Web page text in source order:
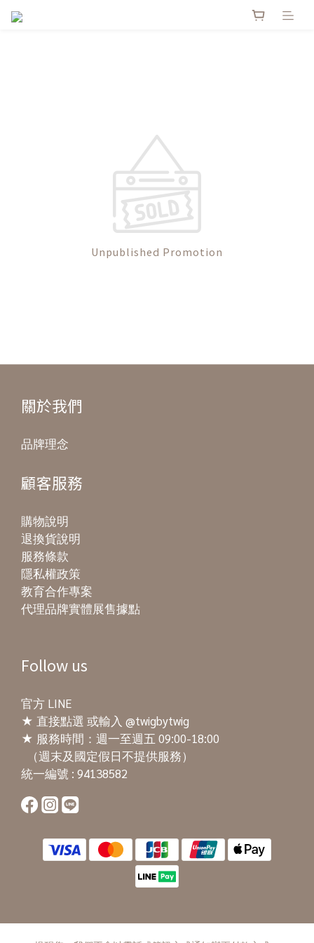
Unpublished Promotion
關於我們
品牌理念
顧客服務
購物說明
退換貨說明
服務條款
隱私權政策
教育合作專案
代理品牌實體展售據點
Follow us
官方 LINE
★ 直接點選 或輸入 @twigbytwig
★ 服務時間：週一至週五 09:00-18:00
（週末及國定假日不提供服務）
統一編號 : 94138582